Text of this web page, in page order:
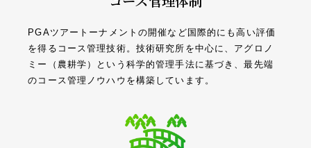
PGAツアートーナメントの開催など国際的にも高い評価
を得るコース管理技術。技術研究所を中心に、アグロノ
ミー（農耕学）という科学的管理手法に基づき、最先端
のコース管理ノウハウを構築しています。